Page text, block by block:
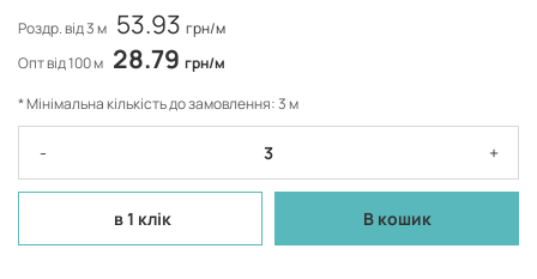
Роздр. від 3 м 53.93 грн/м
Опт від 100 м 28.79 грн/м
* Мінімальна кількість до замовлення: 3 м
- +
в 1 клік В кошик